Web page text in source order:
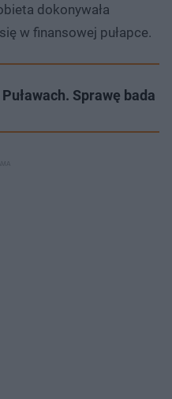
dokonywała
w finansowej pułapce.
Sprawę bada